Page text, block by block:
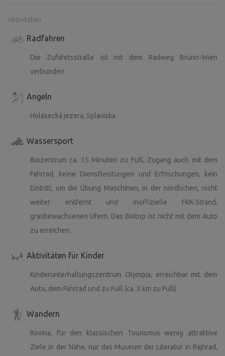
Aktivitäten
Radfahren
Die Zufahrtsstraße ist mit dem Radweg Brünn-Wien
verbunden
Angeln
Holásecká jezera, Splaviska
Wassersport
Biozentrum ca. 15 Minuten zu Fuß, Zugang auch mit dem
Fahrrad, keine Dienstleistungen und Erfrischungen, kein
Eintritt, um die Übung Maschinen, in der nördlichen, nicht
weiter entfernt und inoffizielle FKK-Strand,
grasbewachsenen Ufern. Das Biotop ist nicht mit dem Auto
zu erreichen.
Aktivitäten für Kinder
Kinderunterhaltungszentrum Olympia, erreichbar mit dem
Auto, dem Fahrrad und zu Fuß (ca. 3 km zu Fuß)
Wandern
Rovina, für den klassischen Tourismus wenig attraktive
Ziele in der Nähe, nur das Museum der Literatur in Rajhrad,